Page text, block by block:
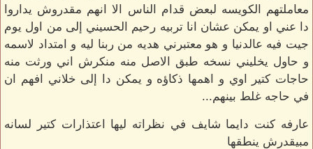
معاملتهم الكويسه لبعض قدام الناس الا انهم مقدروش يداروا
دا عني او يمكن عشان انا تربيه رحيم الحسيني إلى من اول يوم
جيت فيه عالدنيا و هو معتبرني هديه من ربنا ليه و امتداد لاسمه
و حاول يخليني نسخه طبق الاصل منه منكرش اني ورثت منه
حاجات كتير اوي و اهمها ذكاؤه و يمكن دا إلى خلاني افهم ان
في حاجه غلط بينهم...
عارفه كنت دايما شايف في نظراته ليها اعتذارات كتير لسانه
مبيقدرش ينطقها